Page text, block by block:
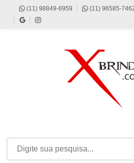
(11) 98849-6959 (11) 96585-